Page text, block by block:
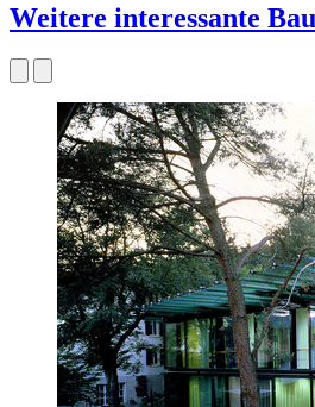
Weitere interessante